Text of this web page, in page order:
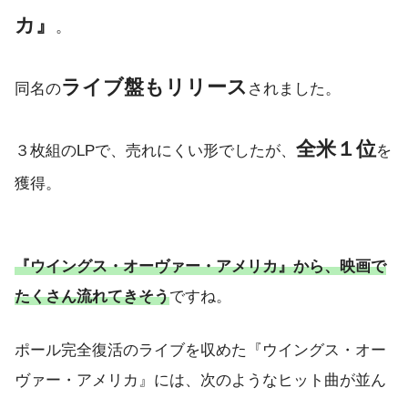
カ』
。
同名のライブ盤もリリース されました。
３枚組のLPで、売れにくい形でしたが、 全米１位を
獲得。
『ウイングス・オーヴァー・アメリカ』から、映画で
たくさん流れてきそうですね。
ポール完全復活のライブを収めた『ウイングス・オー
ヴァー・アメリカ』には、次のようなヒット曲が並ん